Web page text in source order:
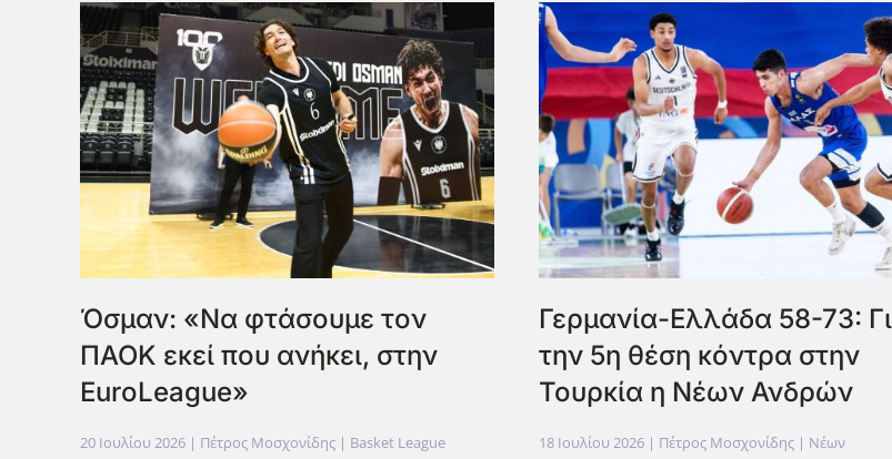
Όσμαν: «Να φτάσουμε τον
ΠΑΟΚ εκεί που ανήκει, στην
EuroLeague»
20 Ιουλίου 2026 | Πέτρος Μοσχονίδης | Basket League
Γερμανία-Ελλάδα 58-73:
την 5η θέση κόντρα στην
Τουρκία η Νέων Ανδρών
18 Ιουλίου 2026 | Πέτρος Μοσχονίδης | Νέων